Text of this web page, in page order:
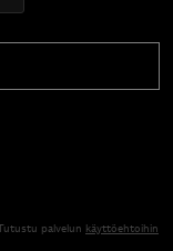
palvelun käyttöehtoihin